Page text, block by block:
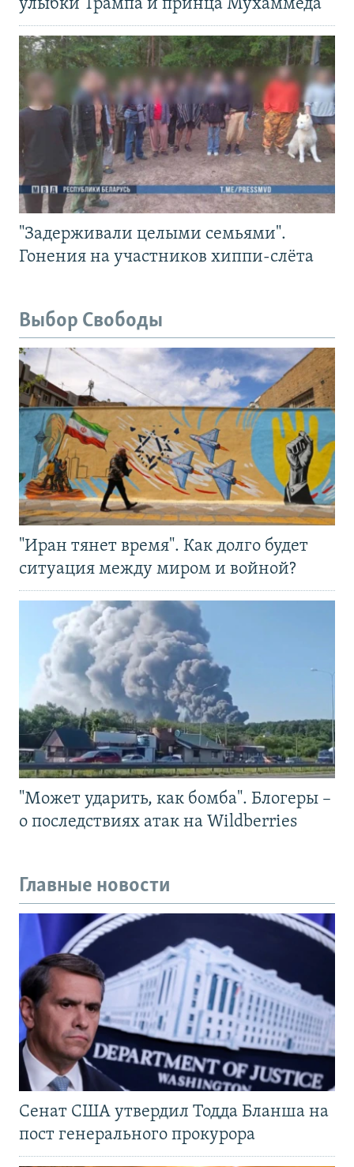
улыбки Трампа и принца Мухаммеда
"Задерживали целыми семьями".
Гонения на участников хиппи-слёта
Выбор Свободы
"Иран тянет время". Как долго будет
ситуация между миром и войной?
"Может ударить, как бомба". Блогеры –
о последствиях атак на Wildberries
Главные новости
Сенат США утвердил Тодда Бланша на
пост генерального прокурора